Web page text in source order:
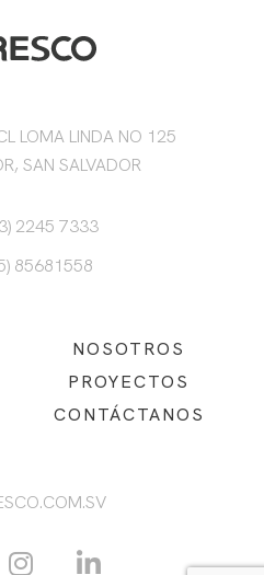
LOMA LINDA NO 125
SAN SALVADOR
2245 7333
85681558
NOSOTROS
PROYECTOS
CONTÁCTANOS